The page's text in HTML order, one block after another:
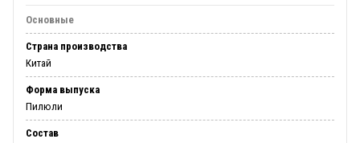
Основные
Страна производства
Китай
Форма выпуска
Пилюли
Состав